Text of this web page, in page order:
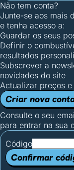
Não tem conta?
Junte-se aos mais
e tenha acesso a:
Guardar os seus
Definir o
resultados
Subscrever a
novidades do site
Actualizar preços
Criar nova
Consulte o seu
para entrar na sua
Código
Confirmar